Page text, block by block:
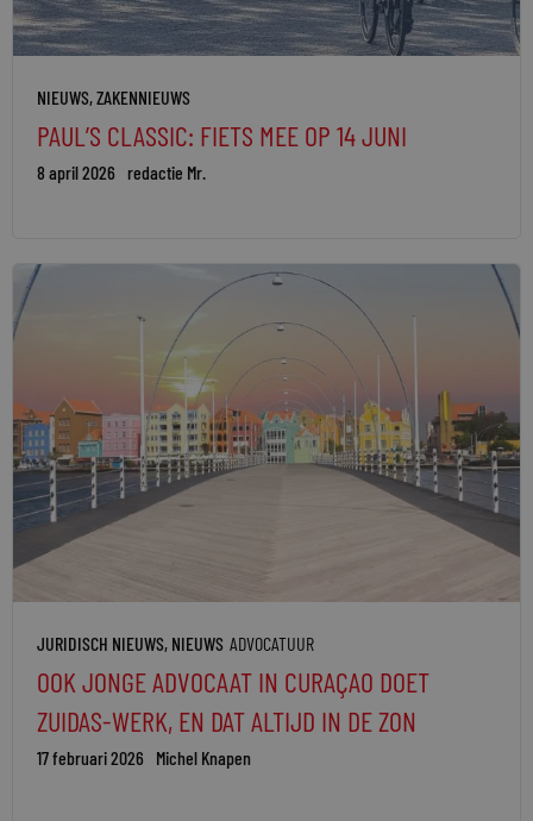
NIEUWS,ZAKENNIEUWS
PAUL’S CLASSIC: FIETS MEE OP 14 JUNI
8 april 2026 redactie Mr.
JURIDISCH NIEUWS, NIEUWS ADVOCATUUR
OOK JONGE ADVOCAAT IN CURAÇAO DOET
ZUIDAS-WERK, EN DAT ALTIJD IN DE ZON
17 februari 2026 Michel Knapen